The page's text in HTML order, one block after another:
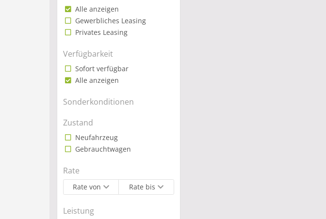
Alle anzeigen
Gewerbliches Leasing
Privates Leasing
Verfügbarkeit
Sofort verfügbar
Alle anzeigen
Sonderkonditionen
Zustand
Neufahrzeug
Gebrauchtwagen
Rate
Rate von Rate bis
Leistung